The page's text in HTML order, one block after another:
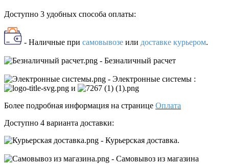
Доступно 3 удобных способа оплаты:
- Наличные при самовывозе или доставке курьером.
- Безналичный расчет
- Электронные системы :
и
Более подробная информация на странице Оплата
Доступно 4 варианта доставки:
- Курьерская доставка.
- Самовывоз из магазина